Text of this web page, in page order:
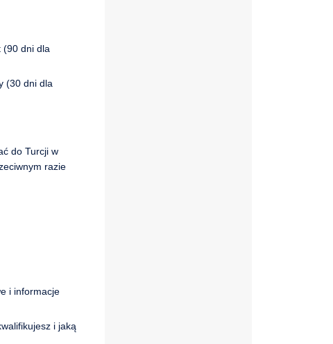
(90 dni dla
(30 dni dla
do Turcji w
razie
i informacje
i jaką